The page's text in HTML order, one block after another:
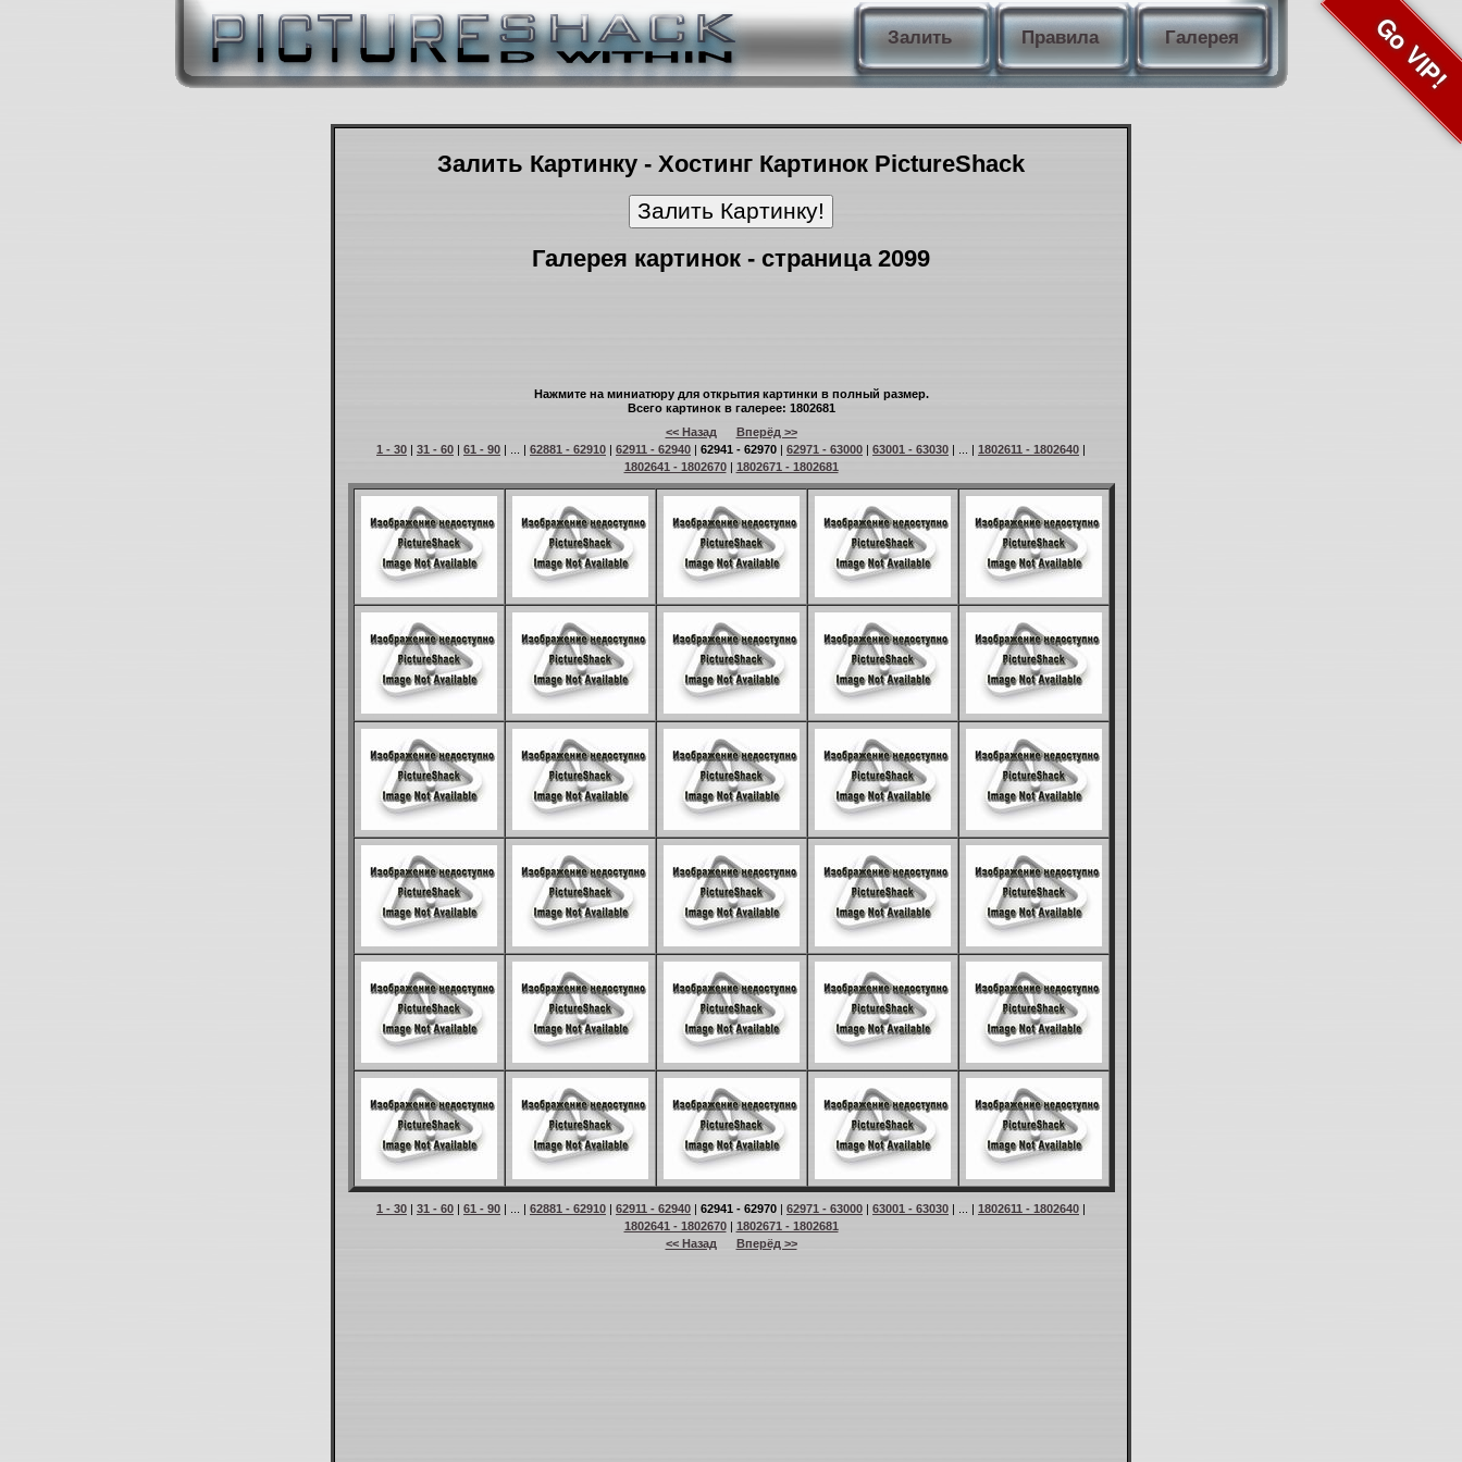
Залить Правила Галерея Go VIP!
Залить Картинку - Хостинг Картинок PictureShack
Галерея картинок - страница 2099
Нажмите на миниатюру для открытия картинки в полный размер.
Всего картинок в галерее: 1802681
<< Назад
Вперёд >>
1 - 30 | 31 - 60 | 61 - 90 | ... | 62881 - 62910 | 62911 - 62940 | 62941 - 62970 | 62971 - 63000 | 63001 - 63030 | ... | 1802611 - 1802640 |
1802641 - 1802670| 1802671 - 1802681
1 - 30 | 31 - 60 | 61 - 90 | ... | 62881 - 62910 | 62911 - 62940 | 62941 - 62970 | 62971 - 63000 | 63001 - 63030 | ... | 1802611 - 1802640 |
1802641 - 1802670| 1802671 - 1802681
<< Назад
Вперёд >>